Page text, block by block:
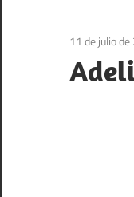
11 de julio